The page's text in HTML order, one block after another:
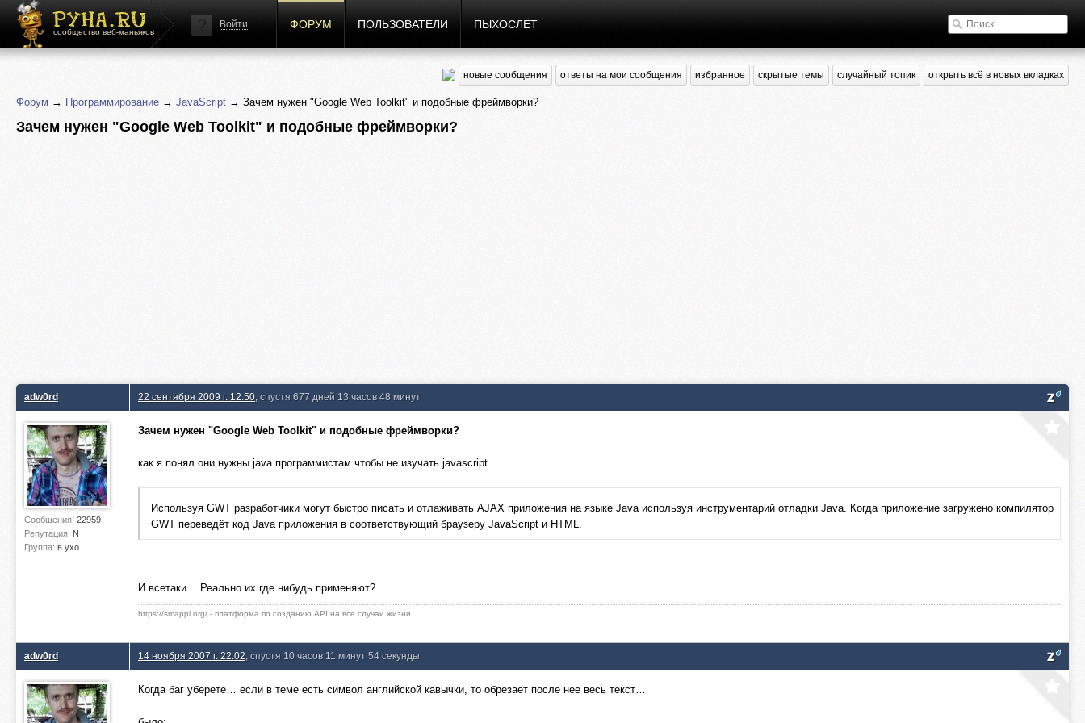
сообщество веб-маньяков
Войти ФОРУМ ПОЛЬЗОВАТЕЛИ ПЫХОСЛЁТ
новые сообщения ответы на мои сообщения избранное скрытые темы случайный топик открыть всё в новых вкладках
Форум → Программирование → JavaScript → Зачем нужен "Google Web Toolkit" и подобные фреймворки?
Зачем нужен "Google Web Toolkit" и подобные фреймворки?
adw0rd
Сообщения: 22959
Репутация: N
Группа: в ухо
22 сентября 2009 г. 12:50 , спустя 677 дней 13 часов 48 минут
Зачем нужен "Google Web Toolkit" и подобные фреймворки?
как я понял они нужны java программистам чтобы не изучать javascript…
Используя GWT разработчики могут быстро писать и отлаживать AJAX приложения на языке Java используя инструментарий отладки Java. Когда приложение загружено компилятор
GWT переведёт код Java приложения в соответствующий браузеру JavaScript и HTML.
И всетаки… Реально их где нибудь применяют?
https://smappi.org/ - платформа по созданию API на все случаи жизни
adw0rd 14 ноября 2007 г. 22:02 , спустя 10 часов 11 минут 54 секунды
Когда баг уберете… если в теме есть символ английской кавычки, то обрезает после нее весь текст…